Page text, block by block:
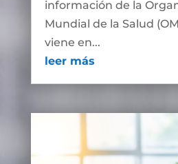
información de la
Mundial de la Salud
viene en...
leer más